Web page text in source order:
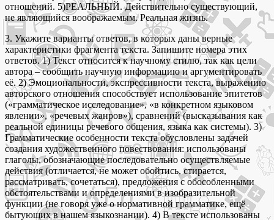
отношений. 5)РЕАЛЬНЫЙ. Действительно существующий,
не являющийся воображаемым. Реальная жизнь.
3. Укажите варианты ответов, в которых даны верные
характеристики фрагмента текста. Запишите номера этих
ответов. 1) Текст относится к научному стилю, так как цели
автора – сообщить научную информацию и аргументировать
её. 2) Эмоциональности, экспрессивности текста, выражению
авторского отношения способствует использование эпитетов
(«грамматическое исследование», «в конкретном языковом
явлении», «речевых жанров»), сравнений (высказывания как
реальной единицы речевого общения, языка как системы). 3)
Грамматические особенности текста обусловлены задачей
создания художественного повествования: использованы
глаголы, обозначающие последовательно осуществляемые
действия (отличается, не может обойтись, стирается,
рассматривать, сочетаться), предложения с обособленными
обстоятельствами и определениями в изобразительной
функции (не говоря уже о нормативной грамматике, ещё
бытующих в нашем языкознании). 4) В тексте использованы